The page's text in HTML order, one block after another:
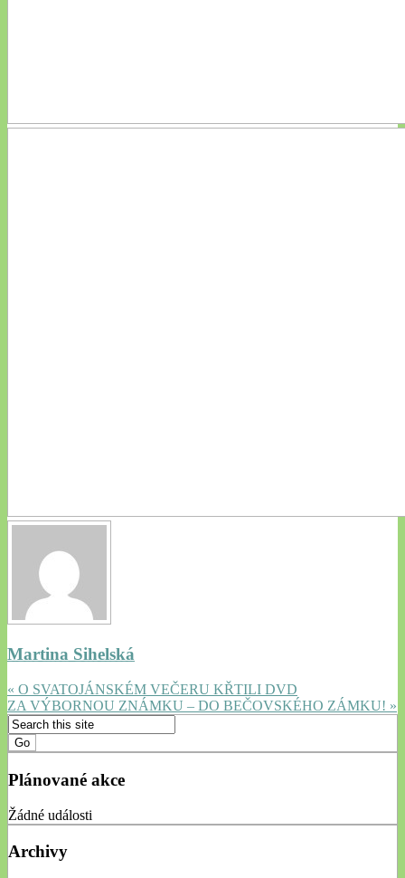
Martina Sihelská
« O SVATOJÁNSKÉM VEČERU KŘTILI DVD
ZA VÝBORNOU ZNÁMKU – DO BEČOVSKÉHO ZÁMKU! »
Plánované akce
Žádné události
Archivy